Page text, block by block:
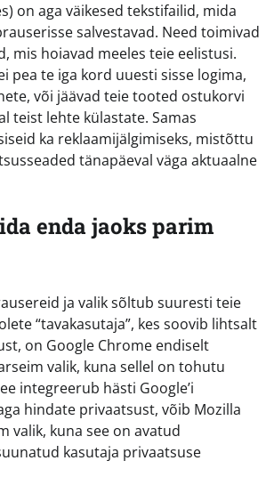
on aga väikesed tekstifailid, mida
salvestavad. Need toimivad
mis hoiavad meeles teie eelistusi.
pea te iga kord uuesti sisse logima,
või jäävad teie tooted ostukorvi
teist lehte külastate. Samas
ka reklaamijälgimiseks, mistõttu
tänapäeval väga aktuaalne
enda jaoks parim
ja valik sõltub suuresti teie
“tavakasutaja”, kes soovib lihtsalt
on Google Chrome endiselt
valik, kuna sellel on tohutu
integreerub hästi Google’i
hindate privaatsust, võib Mozilla
valik, kuna see on avatud
kasutaja privaatsuse